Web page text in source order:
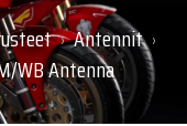
› Antennit ›
WB Antenna